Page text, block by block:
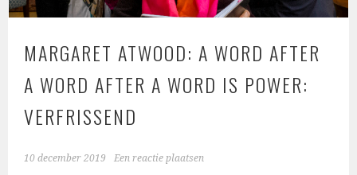
MARGARET ATWOOD: A WORD AFTER
A WORD AFTER A WORD IS POWER:
VERFRISSEND
10 december 2019 Een reactie plaatsen